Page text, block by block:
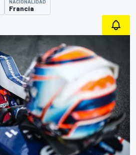
NACIONALIDAD
Francia